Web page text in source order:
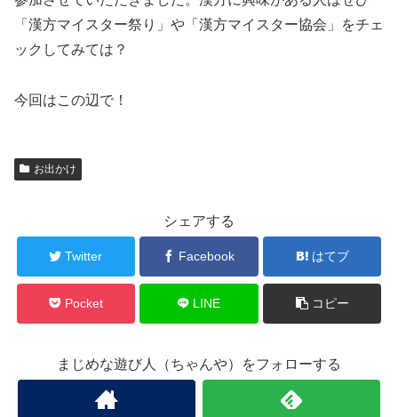
「漢方マイスター祭り」や「漢方マイスター協会」をチェ
ックしてみては？
今回はこの辺で！
お出かけ
シェアする
Twitter Facebook はてブ
Pocket LINE コピー
まじめな遊び人（ちゃんや）をフォローする